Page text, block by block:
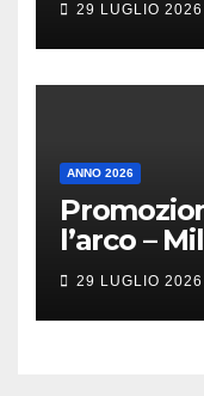
29 LUGLIO 2026
ANNO 2026
l’arco –
(Me)
29 LUGLIO 2026